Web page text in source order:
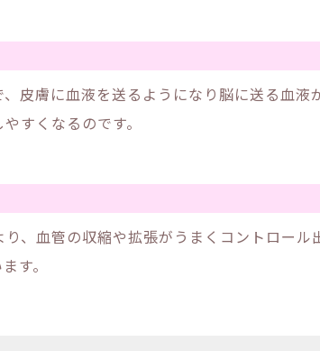
皮膚に血液を送るようになり脳に送る血液
すくなるのです。
、血管の収縮や拡張がうまくコントロール
す。